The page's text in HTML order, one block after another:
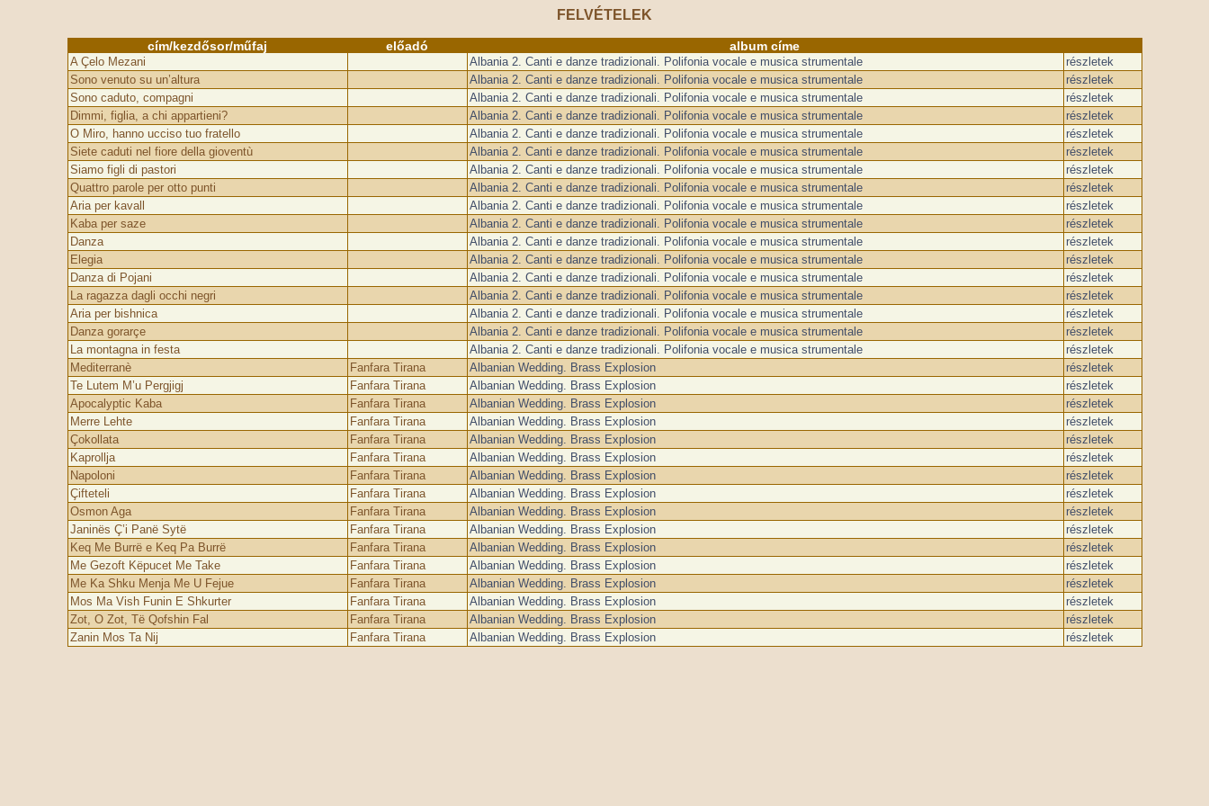
FELVÉTELEK
cím/kezdősor/műfaj előadó album címe
A Çelo Mezani Albania 2. Canti e danze tradizionali. Polifonia vocale e musica strumentale
részletek
Sono venuto su un’altura
Albania 2. Canti e danze tradizionali. Polifonia vocale e musica strumentale
részletek
Sono caduto, compagni
Albania 2. Canti e danze tradizionali. Polifonia vocale e musica strumentale
részletek
Dimmi, figlia, a chi appartieni?
Albania 2. Canti e danze tradizionali. Polifonia vocale e musica strumentale
részletek
O Miro, hanno ucciso tuo fratello
Albania 2. Canti e danze tradizionali. Polifonia vocale e musica strumentale
részletek
Siete caduti nel fiore della gioventù
Albania 2. Canti e danze tradizionali. Polifonia vocale e musica strumentale
részletek
Siamo figli di pastori
Albania 2. Canti e danze tradizionali. Polifonia vocale e musica strumentale
részletek
Quattro parole per otto punti
Albania 2. Canti e danze tradizionali. Polifonia vocale e musica strumentale
részletek
Aria per kavall
Albania 2. Canti e danze tradizionali. Polifonia vocale e musica strumentale
részletek
Kaba per saze
Albania 2. Canti e danze tradizionali. Polifonia vocale e musica strumentale
részletek
Danza
Albania 2. Canti e danze tradizionali. Polifonia vocale e musica strumentale
részletek
Elegia
Albania 2. Canti e danze tradizionali. Polifonia vocale e musica strumentale
részletek
Danza di Pojani
Albania 2. Canti e danze tradizionali. Polifonia vocale e musica strumentale
részletek
La ragazza dagli occhi negri
Albania 2. Canti e danze tradizionali. Polifonia vocale e musica strumentale
részletek
Aria per bishnica
Albania 2. Canti e danze tradizionali. Polifonia vocale e musica strumentale
részletek
Danza gorarçe
Albania 2. Canti e danze tradizionali. Polifonia vocale e musica strumentale
részletek
La montagna in festa
Albania 2. Canti e danze tradizionali. Polifonia vocale e musica strumentale
részletek
Mediterranè
Fanfara Tirana Albanian Wedding. Brass Explosion
részletek
Te Lutem M’u Pergjigj
Fanfara Tirana Albanian Wedding. Brass Explosion
részletek
Apocalyptic Kaba
Fanfara Tirana Albanian Wedding. Brass Explosion
részletek
Merre Lehte
Fanfara Tirana Albanian Wedding. Brass Explosion
részletek
Çokollata
Fanfara Tirana Albanian Wedding. Brass Explosion
részletek
Kaprollja
Fanfara Tirana Albanian Wedding. Brass Explosion
részletek
Napoloni
Fanfara Tirana Albanian Wedding. Brass Explosion
részletek
Çifteteli
Fanfara Tirana Albanian Wedding. Brass Explosion
részletek
Osmon Aga
Fanfara Tirana Albanian Wedding. Brass Explosion
részletek
Janinës Ç’i Panë Sytë
Fanfara Tirana Albanian Wedding. Brass Explosion
részletek
Keq Me Burrë e Keq Pa Burrë
Fanfara Tirana Albanian Wedding. Brass Explosion
részletek
Me Gezoft Këpucet Me Take
Fanfara Tirana Albanian Wedding. Brass Explosion
részletek
Me Ka Shku Menja Me U Fejue
Fanfara Tirana Albanian Wedding. Brass Explosion
részletek
Mos Ma Vish Funin E Shkurter
Fanfara Tirana Albanian Wedding. Brass Explosion
részletek
Zot, O Zot, Të Qofshin Fal
Fanfara Tirana Albanian Wedding. Brass Explosion
részletek
Zanin Mos Ta Nij
Fanfara Tirana Albanian Wedding. Brass Explosion részletek